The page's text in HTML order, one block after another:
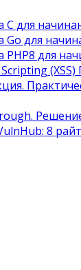
C для
Go для
PHP8 для
8